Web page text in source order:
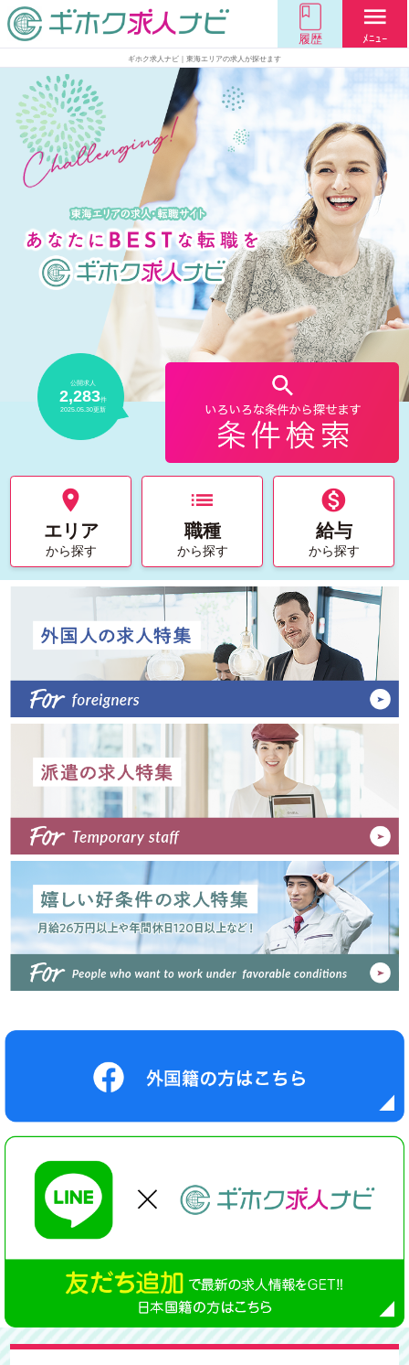
履歴
menu
ﾒﾆｭｰ
ギホク求人ナビ｜東海エリアの求人が探せます
公開求人
2,283件
2025.05.30更新

エリア
から探す
list
職種
から探す

給与
から探す